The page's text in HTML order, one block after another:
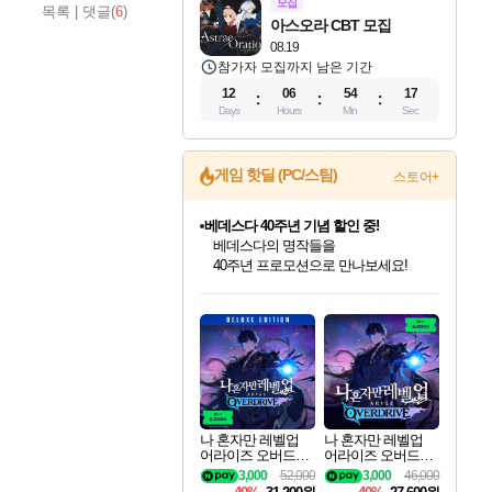
목록 댓글(6)
모집
08.19
아스오라 CBT 모집
참가자 모집까지 남은 기간
12
Days
06
Hours
54
Min
16
Sec
게임 핫딜 (PC/스팀) 스토어+
최대 90% 할인가를 만나보세요!
네이버혜택과 함께 만나보세요!
50%할인&추가 적립까지!
이니&베니 혜택까지!
네이버 혜택가와 함께 예약하세요!
할인&네이버혜택으로 만나보세요!
네이버페이 혜택과 만나보세요!
베데스다 40주년 기념 할인 중!
베데스다의 명작들을
40주년 프로모션으로 만나보세요!
마블 투혼 파이팅 소울즈 예약 판매 중!
할인가에 만나보세요!
일부 에디션 상시 할인!
혜택으로 예약 판매 중
편안하게 충전하세요
나 혼자만 레벨업
어라이즈 오버드라
이브 디럭스 에디션
Solo Leveling Arise
52,000
3,000
나 혼자만 레벨업
어라이즈 오버드라
이브 Solo Leveling A
rise
46,000
3,000